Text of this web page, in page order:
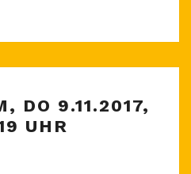
PLENUM,
DO
DO 9.11.2017,
UHR